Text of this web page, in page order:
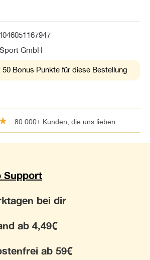
GmbH
50 Bonus Punkte für diese Bestellung
80.000+ Kunden, die uns lieben.
Support
bei dir
ab 4,49€
ab 59€